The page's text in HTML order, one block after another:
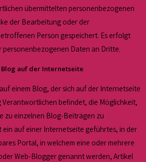
übermittelten personenbezogenen
der Bearbeitung oder der
Person gespeichert. Es erfolgt
personenbezogenen Daten an Dritte.
auf der Internetseite
einem Blog, der sich auf der Internetseite
Verantwortlichen befindet, die Möglichkeit,
zu einzelnen Blog-Beiträgen zu
ein auf einer Internetseite geführtes, in der
Portal, in welchem eine oder mehrere
Web-Blogger genannt werden, Artikel